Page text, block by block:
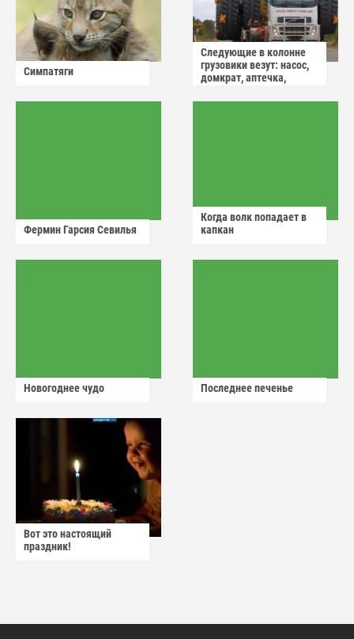
Симпатяги
Следующие в колонне
грузовики везут: насос,
домкрат, аптечка,
Фермин Гарсия Севилья
Когда волк попадает в
капкан
Новогоднее чудо Последнее печенье
Вот это настоящий
праздник!